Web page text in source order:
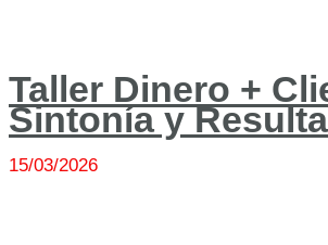
Taller Dinero +
Sintonía y
15/03/2026